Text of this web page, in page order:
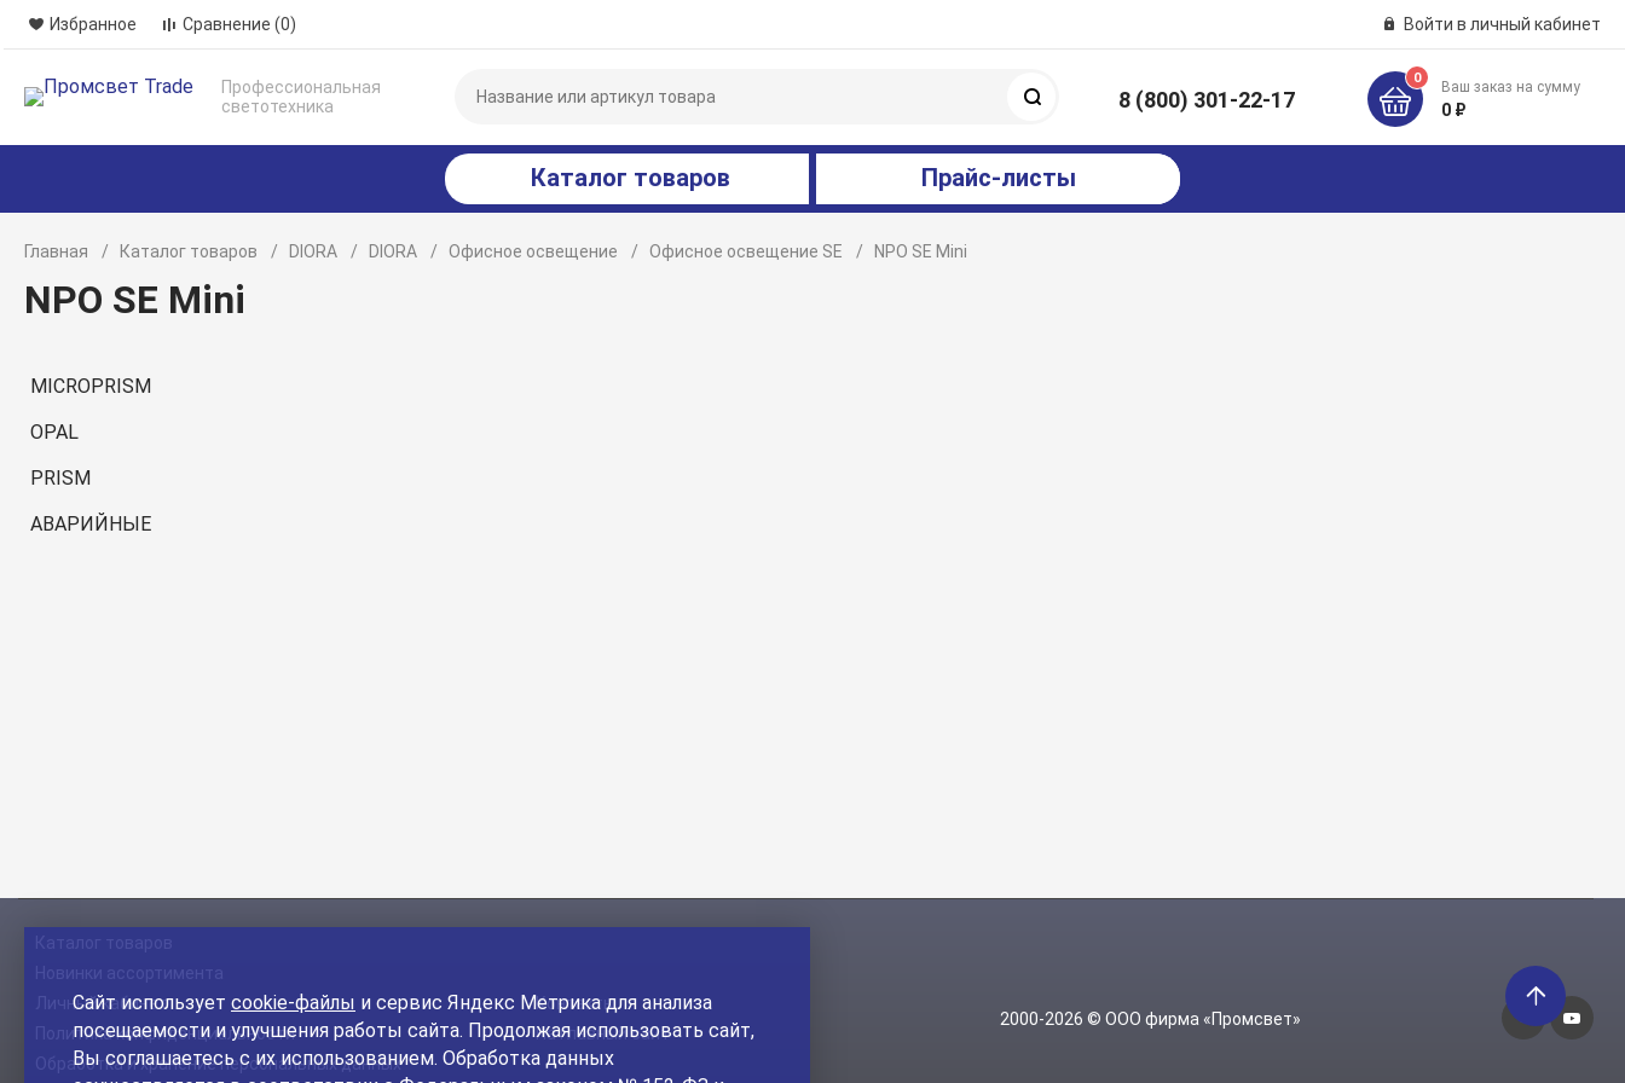
Избранное Сравнение (0) Войти в личный кабинет
Профессиональная
светотехника
8 (800) 301-22-17
0
Ваш заказ на сумму
0 ₽
Каталог товаров Прайс-листы
Главная Каталог товаров DIORA DIORA Офисное освещение Офисное освещение SE NPO SE Mini
NPO SE Mini
MICROPRISM
OPAL
PRISM
АВАРИЙНЫЕ
Каталог товаров
Новинки ассортимента
Личный кабинет
Политика конфиденциальности
Обработка и хранение персональных данных
Контакты
На главный сайт
2000-2026 © ООО фирма «Промсвет»
Сайт использует cookie-файлы и сервис Яндекс Метрика для анализа
посещаемости и улучшения работы сайта. Продолжая использовать сайт,
Вы соглашаетесь с их использованием. Обработка данных